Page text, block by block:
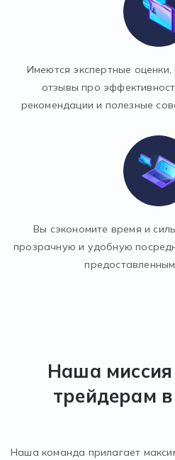
Имеются экспертные
отзывы про
рекомендации и полезные
Вы сэкономите время и
прозрачную и удобную
Наша
трейдерам
Наша команда прилагает